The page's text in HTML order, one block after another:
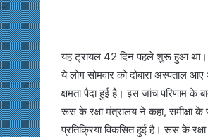
यह ट्रायल 42 दिन पहले शुरू हुआ था।
ये लोग सोमवार को दोबारा अस्पताल
क्षमता पैदा हुई है। इस जांच परिणाम के
रूस के रक्षा मंत्रालय ने कहा, समीक्षा
प्रतिक्रिया विकसित हुई है। रूस के